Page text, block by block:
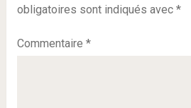
obligatoires sont indiqués avec *
Commentaire *